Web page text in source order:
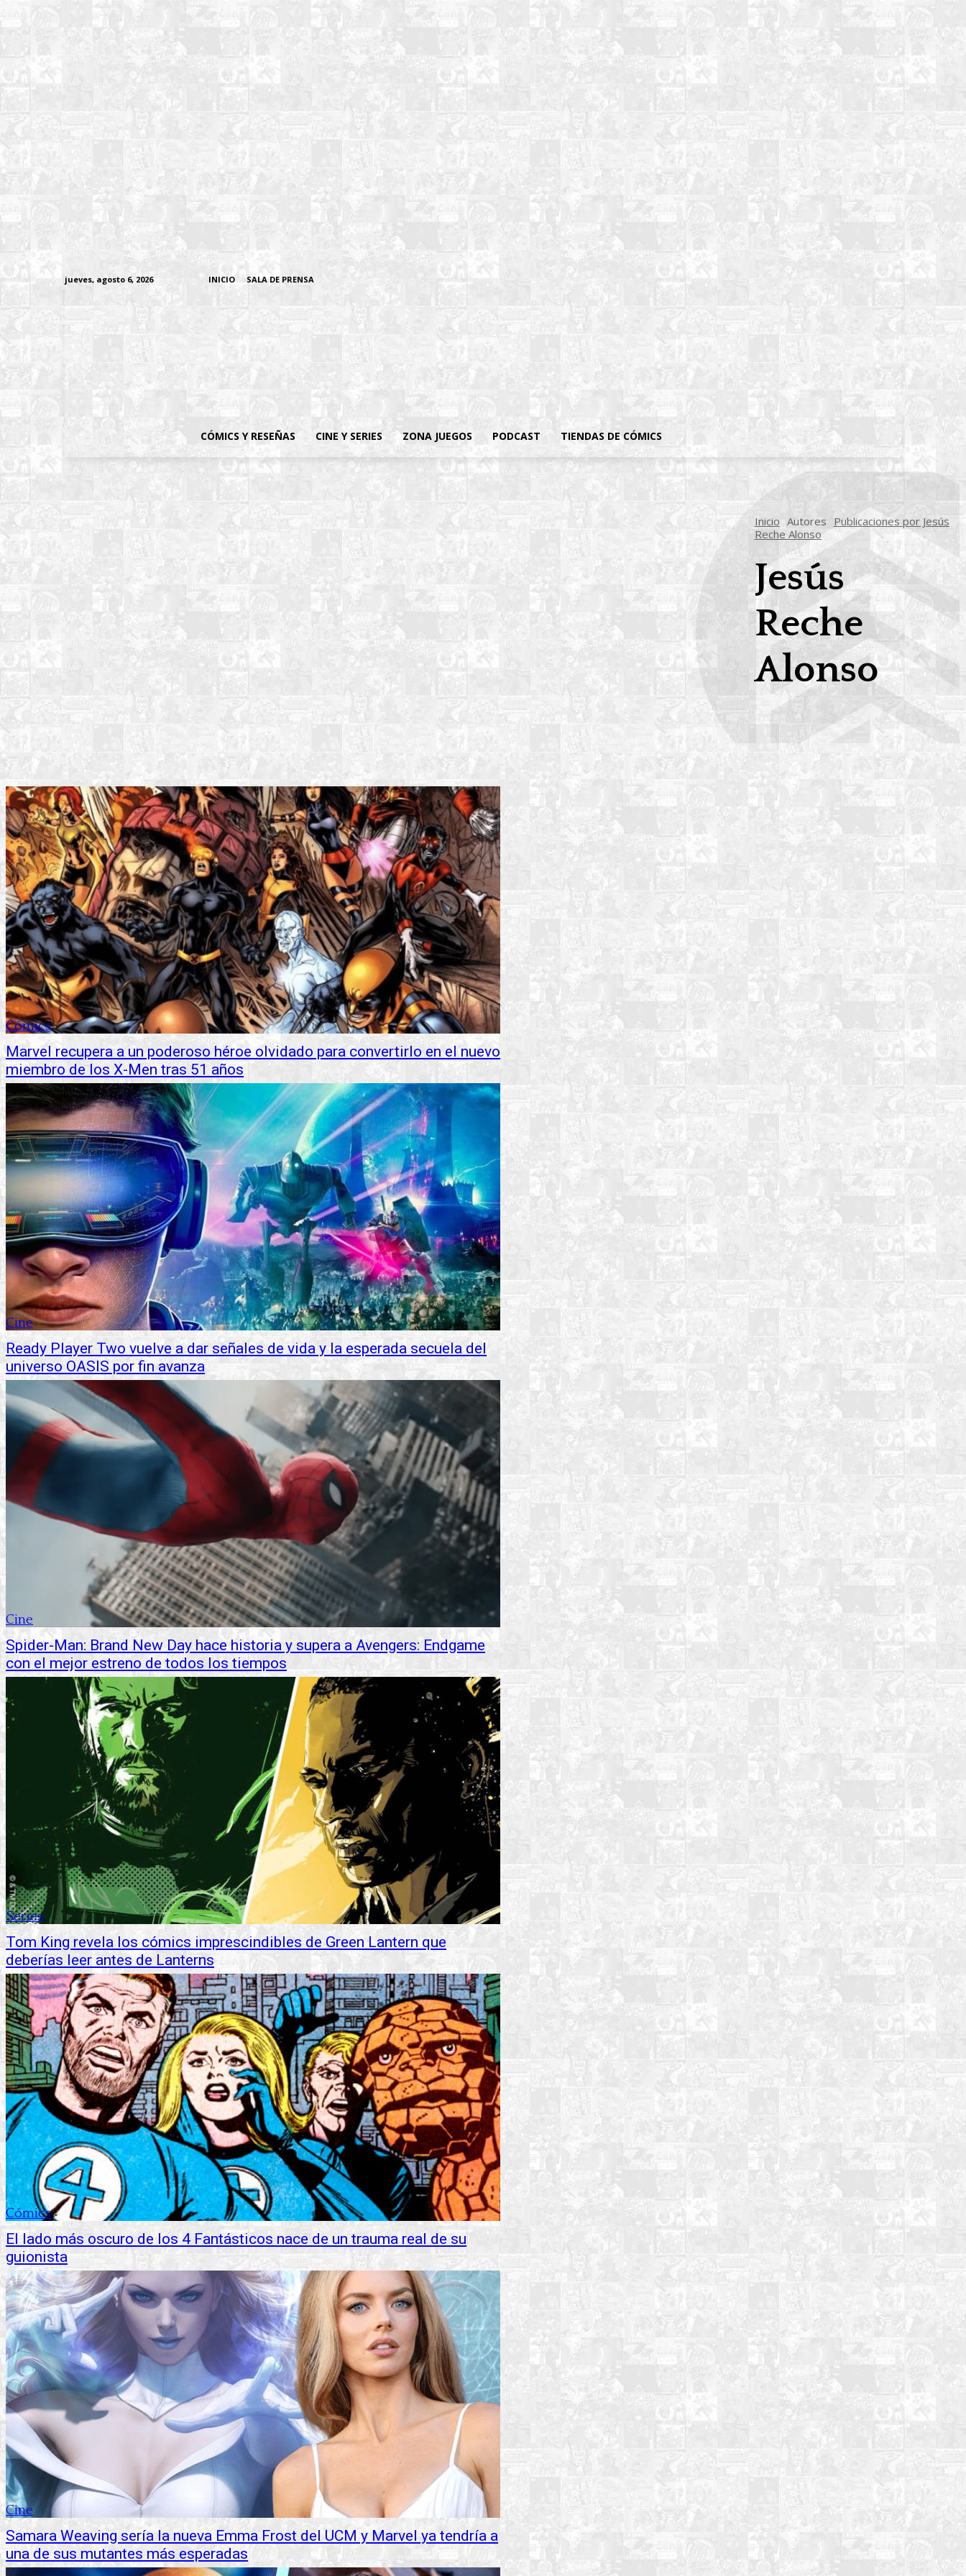
jueves, agosto 6, 2026 INICIO SALA DE PRENSA
CÓMICS Y RESEÑAS CINE Y SERIES ZONA JUEGOS PODCAST TIENDAS DE CÓMICS
Inicio Autores Publicaciones por Jesús
Reche Alonso
Jesús
Reche
Alonso
Cómics
Marvel recupera a un poderoso héroe olvidado para convertirlo en el nuevo
miembro de los X-Men tras 51 años
Cine
Ready Player Two vuelve a dar señales de vida y la esperada secuela del
universo OASIS por fin avanza
Cine
Spider-Man: Brand New Day hace historia y supera a Avengers: Endgame
con el mejor estreno de todos los tiempos
Series
Tom King revela los cómics imprescindibles de Green Lantern que
deberías leer antes de Lanterns
Cómics
El lado más oscuro de los 4 Fantásticos nace de un trauma real de su
guionista
Cine
Samara Weaving sería la nueva Emma Frost del UCM y Marvel ya tendría a
una de sus mutantes más esperadas